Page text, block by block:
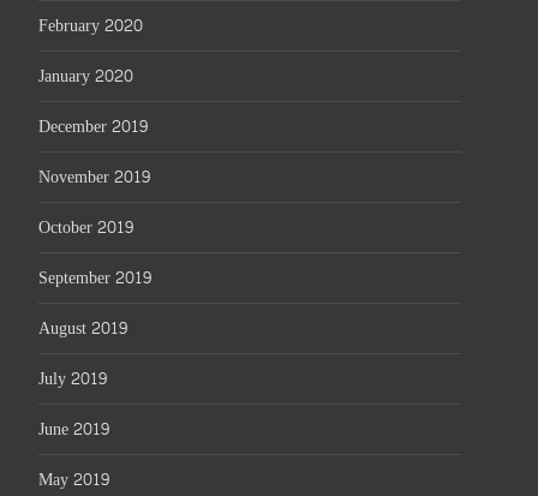
February 2020
January 2020
December 2019
November 2019
October 2019
September 2019
August 2019
July 2019
June 2019
May 2019